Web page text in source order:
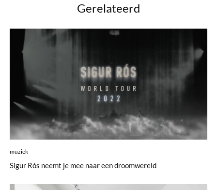
Gerelateerd
muziek
Sigur Rós neemt je mee naar een droomwereld